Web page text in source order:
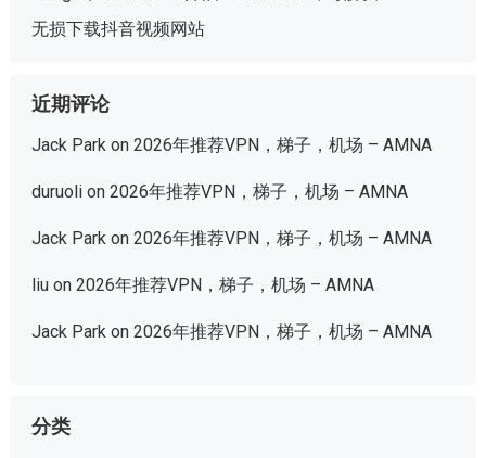
无损下载抖音视频网站
近期评论
Jack Parkon 2026年推荐VPN，梯子，机场 – AMNA
duruolion 2026年推荐VPN，梯子，机场 – AMNA
Jack Parkon 2026年推荐VPN，梯子，机场 – AMNA
liuon 2026年推荐VPN，梯子，机场 – AMNA
Jack Parkon 2026年推荐VPN，梯子，机场 – AMNA
分类